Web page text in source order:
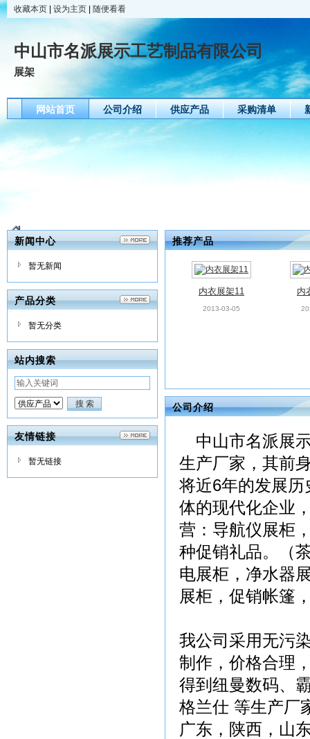
收藏本页 设为主页 随便看看
中山市名派展示工艺制品有限公司
展架
网站首页 公司介绍 供应产品 采购清单
新闻中心
暂无新闻
产品分类
暂无分类
站内搜索
友情链接
暂无链接
推荐产品
内衣展架11
2013-03-05
内
汽车座椅展示柜3
2013-03-05
公司介绍
中山市名派展
生产厂家，其前
将近6年的发展
体的现代化企业
营：导航仪展柜
种促销礼品。（
电展柜，净水器
展柜，促销帐篷
我公司采用无污
制作，价格合理
得到纽曼数码、
格兰仕 等生产厂
广东，陕西，山